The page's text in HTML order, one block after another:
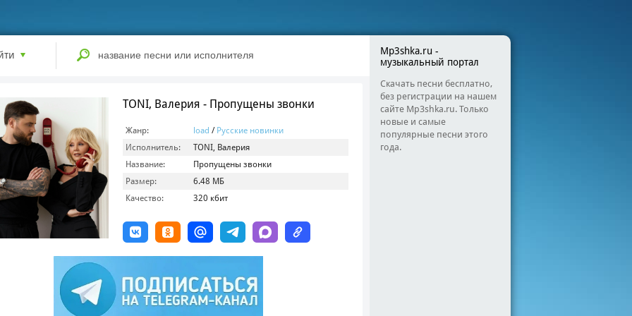
TONI, Валерия - Пропущены звонки
Жанр: load / Русские новинки
Исполнитель:
TONI, Валерия
Название:
Пропущены звонки
Размер:
6.48 МБ
Качество:
320 кбит
Mp3shka.ru -
музыкальный портал
Скачать песни бесплатно,
без регистрации на нашем
сайте Mp3shka.ru. Только
новые и самые
популярные песни этого
года.